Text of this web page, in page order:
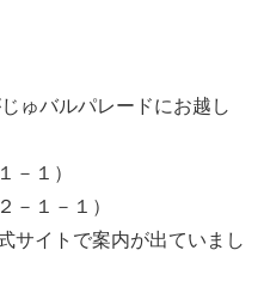
ゅバルパレードにお越し
－１）
－１－１）
サイトで案内が出ていまし